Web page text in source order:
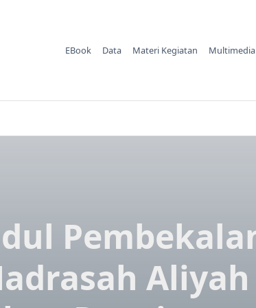
EBook Data Materi Kegiatan Multimedia
Aliyah